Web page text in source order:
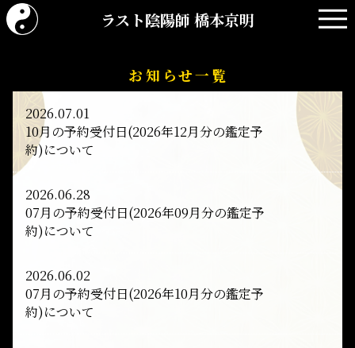
ラスト陰陽師 橋本京明
お知らせ一覧
2026.07.01
10月の予約受付日(2026年12月分の鑑定予
約)について
2026.06.28
07月の予約受付日(2026年09月分の鑑定予
約)について
2026.06.02
07月の予約受付日(2026年10月分の鑑定予
約)について